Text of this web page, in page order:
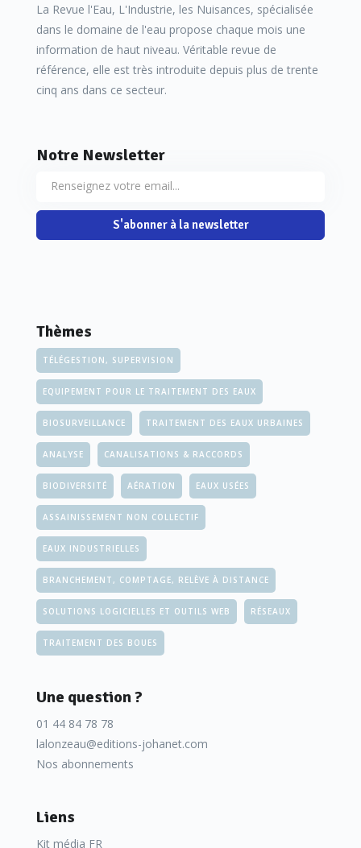
La Revue l'Eau, L'Industrie, les Nuisances, spécialisée
dans le domaine de l'eau propose chaque mois une
information de haut niveau. Véritable revue de
référence, elle est très introduite depuis plus de trente
cinq ans dans ce secteur.
Notre Newsletter
S'abonner à la newsletter
Thèmes
TÉLÉGESTION, SUPERVISION
EQUIPEMENT POUR LE TRAITEMENT DES EAUX
BIOSURVEILLANCE TRAITEMENT DES EAUX URBAINES
ANALYSE CANALISATIONS & RACCORDS
BIODIVERSITÉ AÉRATION EAUX USÉES
ASSAINISSEMENT NON COLLECTIF
EAUX INDUSTRIELLES
BRANCHEMENT, COMPTAGE, RELÈVE À DISTANCE
SOLUTIONS LOGICIELLES ET OUTILS WEB RÉSEAUX
TRAITEMENT DES BOUES
Une question ?
01 44 84 78 78
lalonzeau@editions-johanet.com
Nos abonnements
Liens
Kit média FR